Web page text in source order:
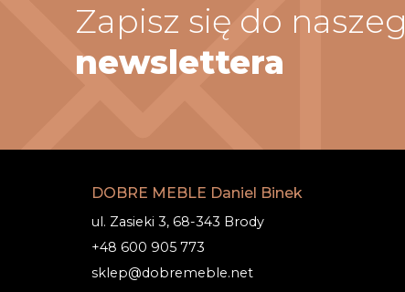
Zapisz się do
newslettera
DOBRE MEBLE Daniel Binek
ul. Zasieki 3, 68-343 Brody
+48 600 905 773
sklep@dobremeble.net